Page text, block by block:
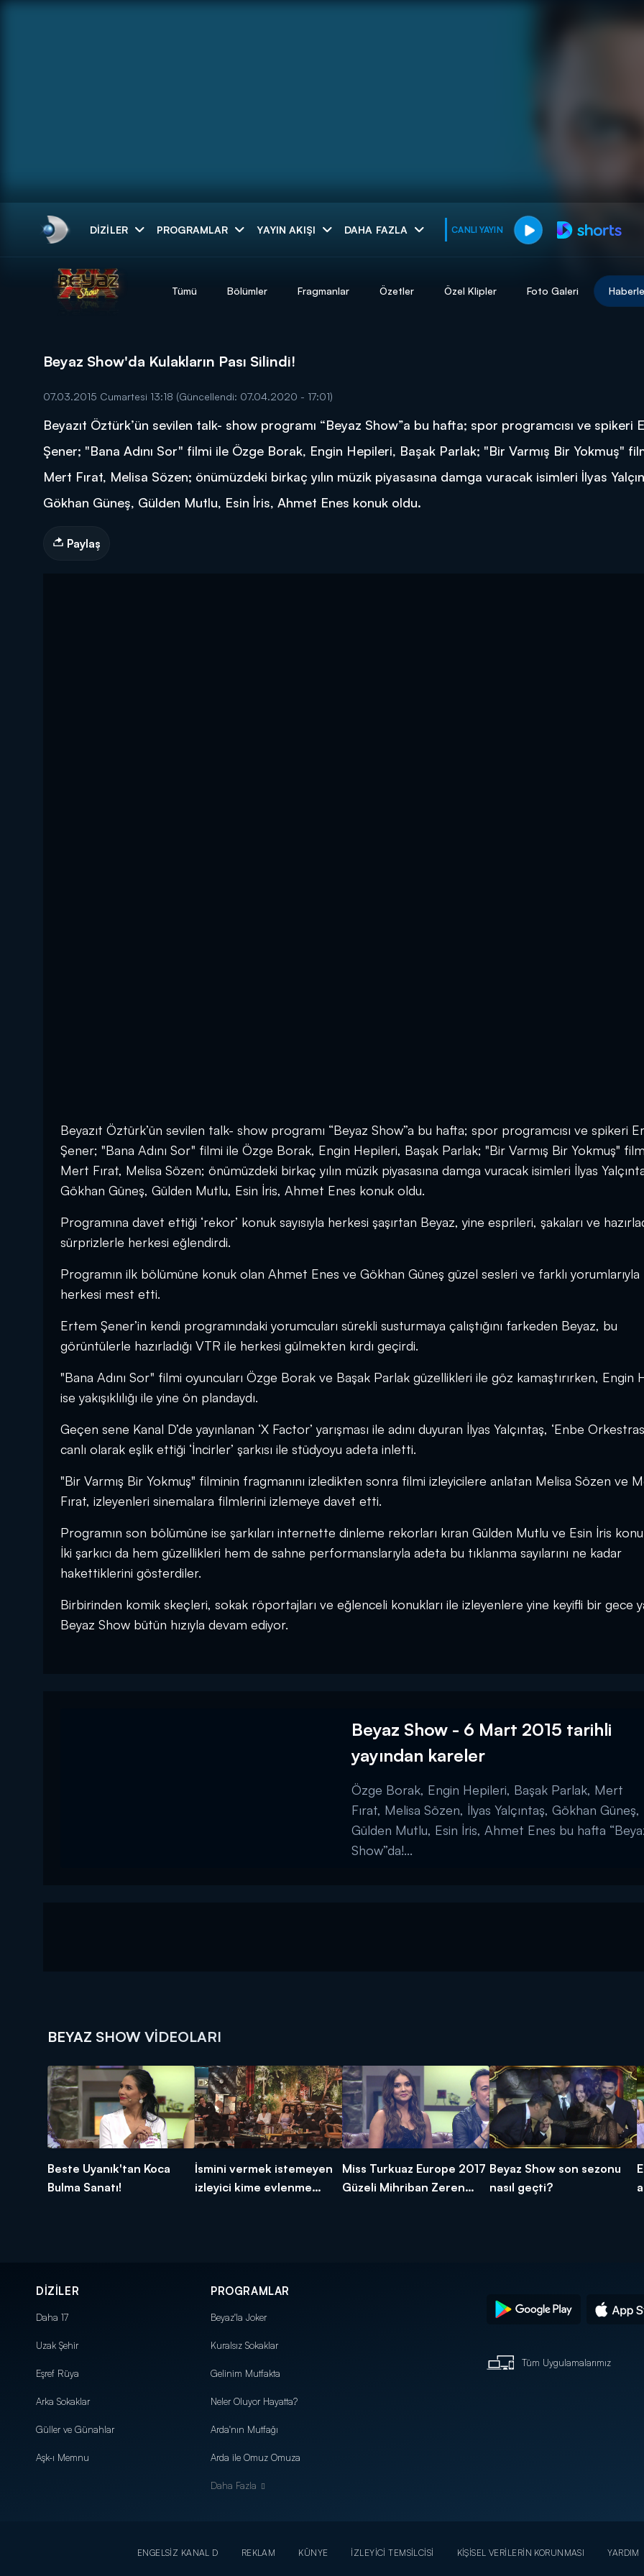
DIZILER PROGRAMLAR YAYIN AKIŞI DAHA FAZLA CANLI YAYIN
muhteşem ikili
DİĞER SONUÇLAR
Tümü Bölümler Fragmanlar Özetler Özel Klipler Foto Galeri
Beyaz Show'da Kulakların Pası Silindi!
07.03.2015 Cumartesi 13:18 (Güncellendi: 07.04.2020 - 17:01)
Beyazıt Öztürk’ün sevilen talk- show programı “Beyaz Show”a bu hafta; spor programcısı ve spikeri
Şener; "Bana Adını Sor" filmi ile Özge Borak, Engin Hepileri, Başak Parlak; "Bir Varmış Bir Yokmuş"
Mert Fırat, Melisa Sözen; önümüzdeki birkaç yılın müzik piyasasına damga vuracak isimleri İlyas
Gökhan Güneş, Gülden Mutlu, Esin İris, Ahmet Enes konuk oldu.
Paylaş
Beyazıt Öztürk’ün sevilen talk- show programı “Beyaz Show”a bu hafta; spor programcısı ve spikeri
Şener; "Bana Adını Sor" filmi ile Özge Borak, Engin Hepileri, Başak Parlak; "Bir Varmış Bir Yokmuş"
Mert Fırat, Melisa Sözen; önümüzdeki birkaç yılın müzik piyasasına damga vuracak isimleri İlyas
Gökhan Güneş, Gülden Mutlu, Esin İris, Ahmet Enes konuk oldu.
Programına davet ettiği ‘rekor’ konuk sayısıyla herkesi şaşırtan Beyaz, yine esprileri, şakaları ve
sürprizlerle herkesi eğlendirdi.
Programın ilk bölümüne konuk olan Ahmet Enes ve Gökhan Güneş güzel sesleri ve farklı yorumlarıyla
herkesi mest etti.
Ertem Şener’in kendi programındaki yorumcuları sürekli susturmaya çalıştığını farkeden Beyaz, bu
görüntülerle hazırladığı VTR ile herkesi gülmekten kırdı geçirdi.
"Bana Adını Sor" filmi oyuncuları Özge Borak ve Başak Parlak güzellikleri ile göz kamaştırırken, Engin
ise yakışıklılığı ile yine ön plandaydı.
Geçen sene Kanal D’de yayınlanan ‘X Factor’ yarışması ile adını duyuran İlyas Yalçıntaş, ‘Enbe
canlı olarak eşlik ettiği ‘İncirler’ şarkısı ile stüdyoyu adeta inletti.
"Bir Varmış Bir Yokmuş" filminin fragmanını izledikten sonra filmi izleyicilere anlatan Melisa Sözen ve
Fırat, izleyenleri sinemalara filmlerini izlemeye davet etti.
Programın son bölümüne ise şarkıları internette dinleme rekorları kıran Gülden Mutlu ve Esin İris
İki şarkıcı da hem güzellikleri hem de sahne performanslarıyla adeta bu tıklanma sayılarını ne kadar
hakettiklerini gösterdiler.
Birbirinden komik skeçleri, sokak röportajları ve eğlenceli konukları ile izleyenlere yine keyifli bir gece
Beyaz Show bütün hızıyla devam ediyor.
Beyaz Show - 6 Mart 2015 tarihli
yayından kareler
Özge Borak, Engin Hepileri, Başak Parlak, Mert
Fırat, Melisa Sözen, İlyas Yalçıntaş, Gökhan Güneş,
Gülden Mutlu, Esin İris, Ahmet Enes bu hafta
Show”da!...
BEYAZ SHOW VIDEOLARI
Beste Uyanık'tan Koca
Bulma Sanatı!
İsmini vermek istemeyen
izleyici kime evlenme
Miss Turkuaz Europe 2017
Güzeli Mihriban Zeren
Beyaz Show son sezonu
nasıl geçti?
DİZİLER
Daha 17
Uzak Şehir
Eşref Rüya
Arka Sokaklar
Güller ve Günahlar
Aşk-ı Memnu
PROGRAMLAR
Beyaz'la Joker
Kuralsız Sokaklar
Gelinim Mutfakta
Neler Oluyor Hayatta?
Arda'nın Mutfağı
Arda ile Omuz Omuza
Daha Fazla
Tüm Uygulamalarımız
ENGELSİZ KANAL D REKLAM KÜNYE İZLEYİCİ TEMSİLCİSİ KİŞİSEL VERİLERİN KORUNMASI YARDIM